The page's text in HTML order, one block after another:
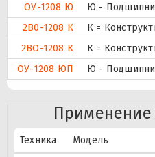
ОУ-1208 Ю
Ю -
2B0-1208 К
К =
2ВО-1208 К
К =
ОУ-1208 ЮП
Ю -
Техника Модель